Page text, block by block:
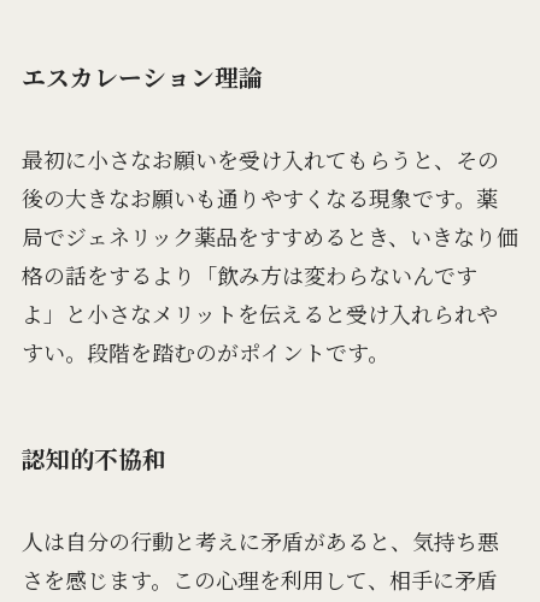
エスカレーション理論
最初に小さなお願いを受け入れてもらうと、その
後の大きなお願いも通りやすくなる現象です。薬
局でジェネリック薬品をすすめるとき、いきなり価
格の話をするより「飲み方は変わらないんです
よ」と小さなメリットを伝えると受け入れられや
すい。段階を踏むのがポイントです。
認知的不協和
人は自分の行動と考えに矛盾があると、気持ち悪
さを感じます。この心理を利用して、相手に矛盾